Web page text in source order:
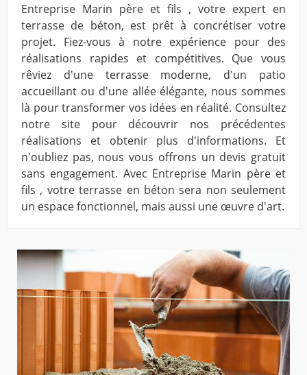
Entreprise Marin père et fils , votre expert en
terrasse de béton, est prêt à concrétiser votre
projet. Fiez-vous à notre expérience pour des
réalisations rapides et compétitives. Que vous
rêviez d'une terrasse moderne, d'un patio
accueillant ou d'une allée élégante, nous sommes
là pour transformer vos idées en réalité. Consultez
notre site pour découvrir nos précédentes
réalisations et obtenir plus d'informations. Et
n'oubliez pas, nous vous offrons un devis gratuit
sans engagement. Avec Entreprise Marin père et
fils , votre terrasse en béton sera non seulement
un espace fonctionnel, mais aussi une œuvre d'art.